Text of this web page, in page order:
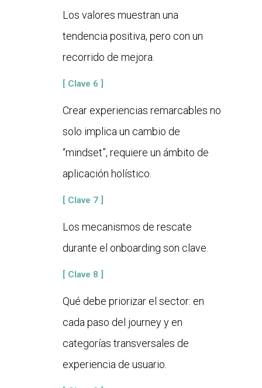
Los valores muestran una
tendencia positiva, pero con un
recorrido de mejora.
[ Clave 6 ]
Crear experiencias remarcables no
solo implica un cambio de
“mindset”, requiere un ámbito de
aplicación holístico.
[ Clave 7 ]
Los mecanismos de rescate
durante el onboarding son clave.
[ Clave 8 ]
Qué debe priorizar el sector: en
cada paso del journey y en
categorías transversales de
experiencia de usuario.